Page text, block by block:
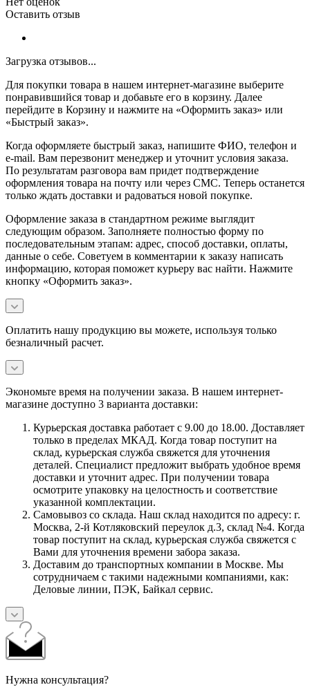
Оставить отзыв
Загрузка отзывов...
Для покупки товара в нашем интернет-магазине выберите
понравившийся товар и добавьте его в корзину. Далее
перейдите в Корзину и нажмите на «Оформить заказ» или
«Быстрый заказ».
Когда оформляете быстрый заказ, напишите ФИО, телефон и
e-mail. Вам перезвонит менеджер и уточнит условия заказа.
По результатам разговора вам придет подтверждение
оформления товара на почту или через СМС. Теперь останется
только ждать доставки и радоваться новой покупке.
Оформление заказа в стандартном режиме выглядит
следующим образом. Заполняете полностью форму по
последовательным этапам: адрес, способ доставки, оплаты,
данные о себе. Советуем в комментарии к заказу написать
информацию, которая поможет курьеру вас найти. Нажмите
кнопку «Оформить заказ».
Оплатить нашу продукцию вы можете, используя только
безналичный расчет.
Экономьте время на получении заказа. В нашем интернет-
магазине доступно 3 варианта доставки:
Курьерская доставка работает с 9.00 до 18.00. Доставляет
только в пределах МКАД. Когда товар поступит на
склад, курьерская служба свяжется для уточнения
деталей. Специалист предложит выбрать удобное время
доставки и уточнит адрес. При получении товара
осмотрите упаковку на целостность и соответствие
указанной комплектации.
Самовывоз со склада. Наш склад находится по адресу: г.
Москва, 2-й Котляковский переулок д.3, склад №4. Когда
товар поступит на склад, курьерская служба свяжется с
Вами для уточнения времени забора заказа.
Доставим до транспортных компании в Москве. Мы
сотрудничаем с такими надежными компаниями, как:
Деловые линии, ПЭК, Байкал сервис.
Нужна консультация?